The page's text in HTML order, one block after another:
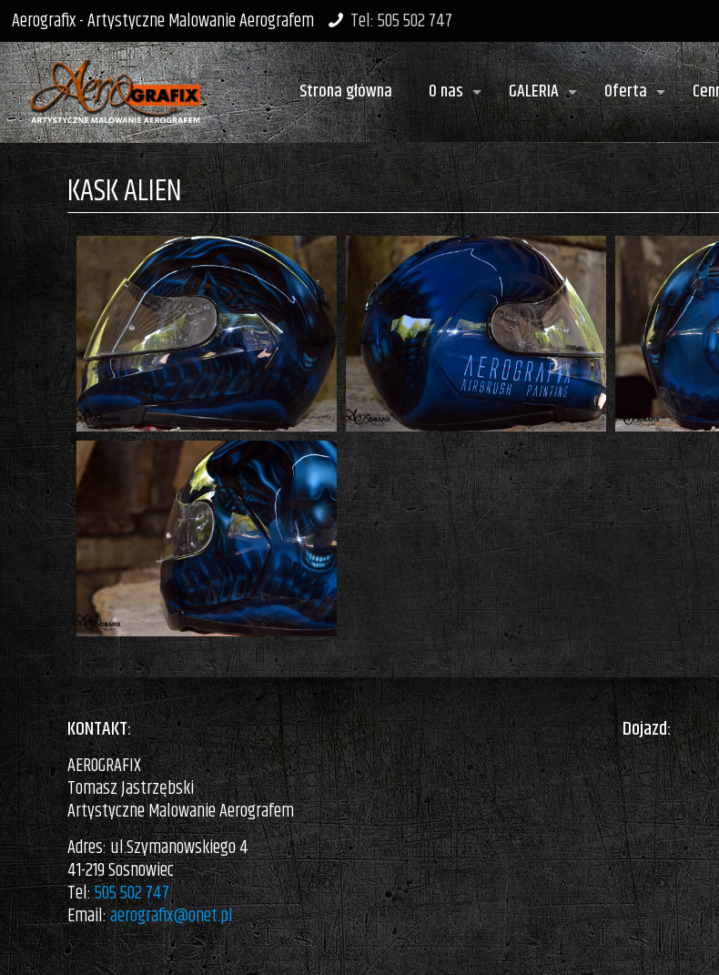
Aerografix - Artystyczne Malowanie Aerografem Tel: 505 502 747
Strona główna O nas GALERIA Oferta
KASK ALIEN
KONTAKT:
AEROGRAFIX
Tomasz Jastrzębski
Artystyczne Malowanie Aerografem
Adres: ul.Szymanowskiego 4
41-219 Sosnowiec
Tel:505 502 747
Email:aerografix@onet.pl
Dojazd: